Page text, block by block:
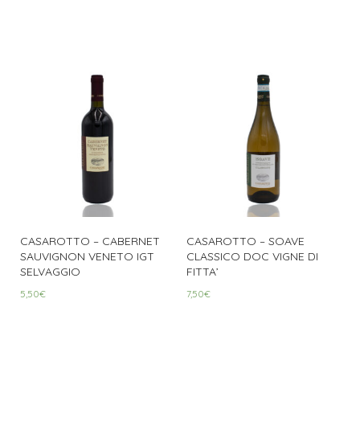
CASAROTTO – CABERNET
SAUVIGNON VENETO IGT
SELVAGGIO
5,50€
CASAROTTO – SOAVE
CLASSICO DOC VIGNE DI
FITTA’
7,50€